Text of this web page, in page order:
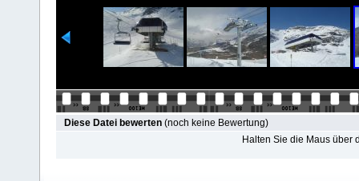
Diese Datei bewerten (noch keine Bewertung)
Halten Sie die Maus über